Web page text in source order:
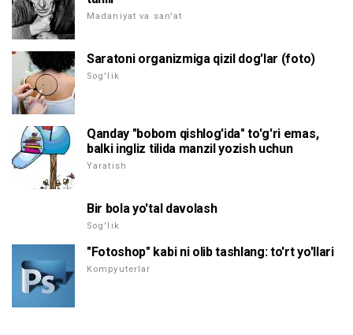
Madaniyat va san'at
Saratoni organizmiga qizil dog'lar (foto)
Sog'lik
Qanday "bobom qishlog'ida" to'g'ri emas,
balki ingliz tilida manzil yozish uchun
Yaratish
Bir bola yo'tal davolash
Sog'lik
"Fotoshop" kabi ni olib tashlang: to'rt yo'llari
Kompyuterlar